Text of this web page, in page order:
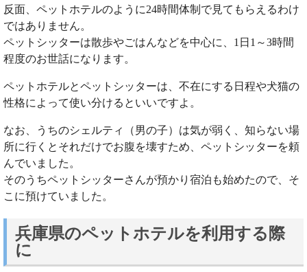
反面、ペットホテルのように24時間体制で見てもらえるわけ
ではありません。
ペットシッターは散歩やごはんなどを中心に、1日1～3時間
程度のお世話になります。
ペットホテルとペットシッターは、不在にする日程や犬猫の
性格によって使い分けるといいですよ。
なお、うちのシェルティ（男の子）は気が弱く、知らない場
所に行くとそれだけでお腹を壊すため、ペットシッターを頼
んでいました。
そのうちペットシッターさんが預かり宿泊も始めたので、そ
こに預けていました。
兵庫県のペットホテルを利用する際
に